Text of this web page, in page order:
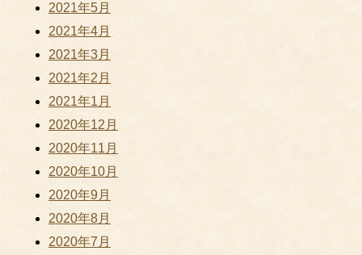
2021年5月
2021年4月
2021年3月
2021年2月
2021年1月
2020年12月
2020年11月
2020年10月
2020年9月
2020年8月
2020年7月